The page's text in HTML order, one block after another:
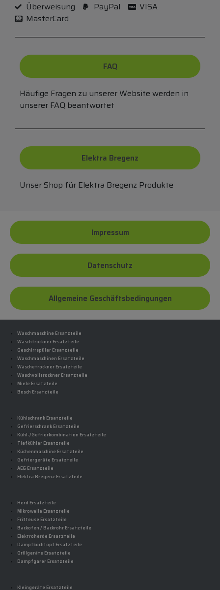
Überweisung
PayPal
VISA
MasterCard
FAQ
Häufige Fragen zu unserer Website werden in
unserer FAQ beantwortet
Elektra Bregenz
Unser Shop für Elektra Bregenz Produkte
Impressum
Datenschutz
Allgemeine Geschäftsbedingungen
Waschmaschine Ersatzteile
Waschtrockner Ersatzteile
Geschirrspüler Ersatzteile
Waschmaschinen Ersatzteile
Wäschetrockner Ersatzteile
Waschvolltrockner Ersatzteile
Miele Ersatzteile
Bosch Ersatzteile
Kühlschrank Ersatzteile
Gefrierschrank Ersatzteile
Kühl-/Gefrierkombination Ersatzteile
Tiefkühler Ersatzteile
Küchenmaschine Ersatzteile
Gefriergeräte Ersatzteile
AEG Ersatzteile
Elektra Bregenz Ersatzteile
Herd Ersatzteile
Mikrowelle Ersatzteile
Fritteuse Ersatzteile
Backofen / Backrohr Ersatzteile
Elektroherde Ersatzteile
Dampfkochtopf Ersatzteile
Grillgeräte Ersatzteile
Dampfgarer Ersatzteile
Kleingeräte Ersatzteile